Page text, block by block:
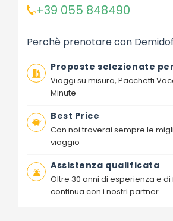
+39 055 848490
Perchè prenotare con
Proposte selezionate
Viaggi su misura, Pacchetti
Minute
Best Price
Con noi troverai sempre le
viaggio
Assistenza qualificata
Oltre 30 anni di esperienza e
continua con i nostri partner